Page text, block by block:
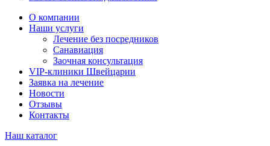
Sidebar
О компании
Наши услуги
Лечение без посредников
Санавиация
Заочная консультация
VIP-клиники Швейцарии
Заявка на лечение
Новости
Отзывы
Контакты
Наш каталог